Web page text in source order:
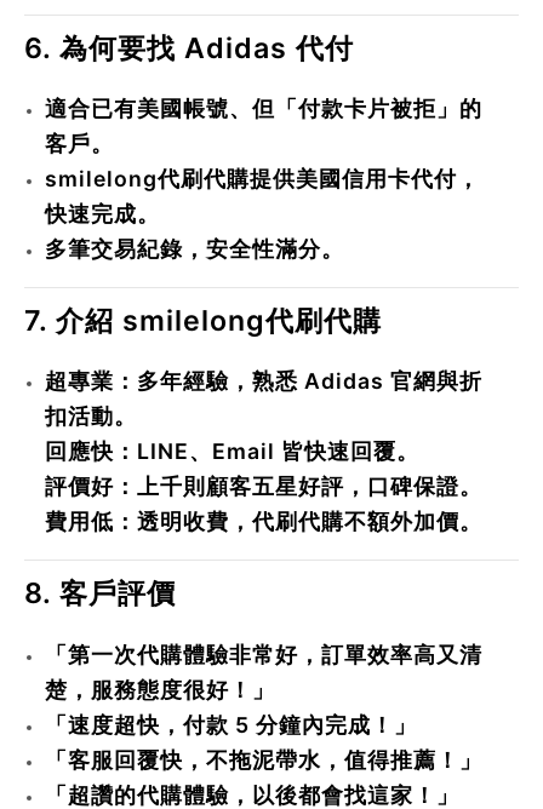
6. 為何要找 Adidas 代付
適合已有美國帳號、但「付款卡片被拒」的
客戶。
smilelong代刷代購提供美國信用卡代付，
快速完成。
多筆交易紀錄，安全性滿分。
7. 介紹 smilelong代刷代購
超專業 ：多年經驗，熟悉 Adidas 官網與折
扣活動。
回應快 ：LINE、Email 皆快速回覆。
評價好：上千則顧客五星好評，口碑保證。
費用低 ：透明收費，代刷代購不額外加價。
8. 客戶評價
「第一次代購體驗非常好，訂單效率高又清
楚，服務態度很好！」
「速度超快，付款 5 分鐘內完成！」
「客服回覆快，不拖泥帶水，值得推薦！」
「超讚的代購體驗，以後都會找這家！」